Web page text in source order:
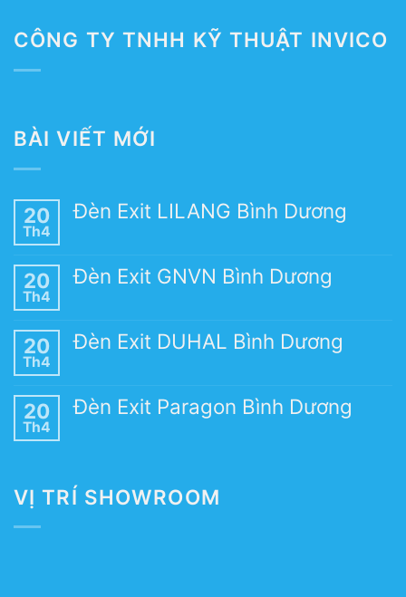
CÔNG TY TNHH KỸ THUẬT INVICO
BÀI VIẾT MỚI
20
Th4
Đèn Exit LILANG Bình Dương
20
Th4
Đèn Exit GNVN Bình Dương
20
Th4
Đèn Exit DUHAL Bình Dương
20
Th4
Đèn Exit Paragon Bình Dương
VỊ TRÍ SHOWROOM